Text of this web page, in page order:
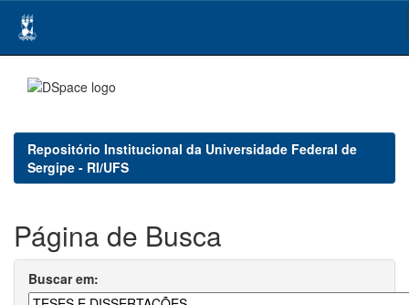
navigation
Repositório Institucional da Universidade Federal de
Sergipe - RI/UFS
Página de Busca
Buscar em: